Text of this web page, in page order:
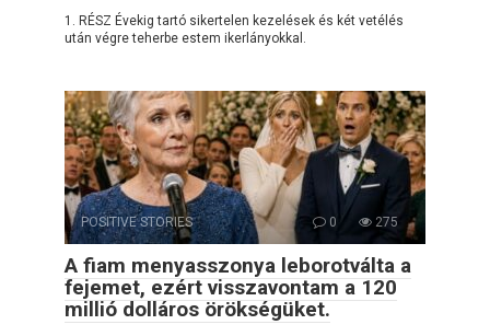
1. RÉSZ Évekig tartó sikertelen kezelések és két vetélés
után végre teherbe estem ikerlányokkal.
POSITIVE STORIES 0 275
A fiam menyasszonya leborotválta a
fejemet, ezért visszavontam a 120
millió dolláros örökségüket.